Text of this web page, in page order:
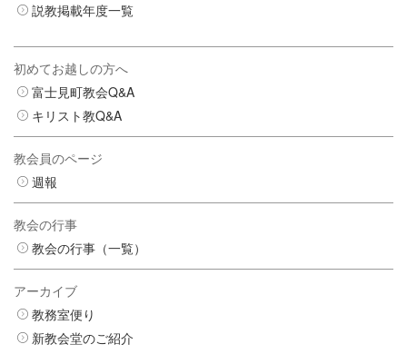
説教掲載年度一覧
初めてお越しの方へ
富士見町教会Q&A
キリスト教Q&A
教会員のページ
週報
教会の行事
教会の行事（一覧）
アーカイブ
教務室便り
新教会堂のご紹介